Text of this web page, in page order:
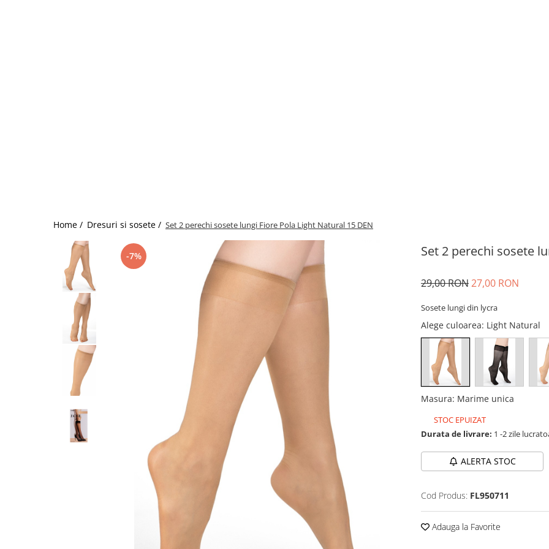
Home / Dresuri si sosete / Set 2 perechi sosete lungi Fiore Pola Light Natural 15 DEN
Set 2 perechi sosete
-7%
29,00 RON27,00 RON
Sosete lungi din lycra
Alege culoarea: Light Natural
Masura: Marime unica
STOC EPUIZAT
Durata de livrare: 1 -2 zile
ALERTA STOC
Cod Produs: FL950711
Adauga la Favorite